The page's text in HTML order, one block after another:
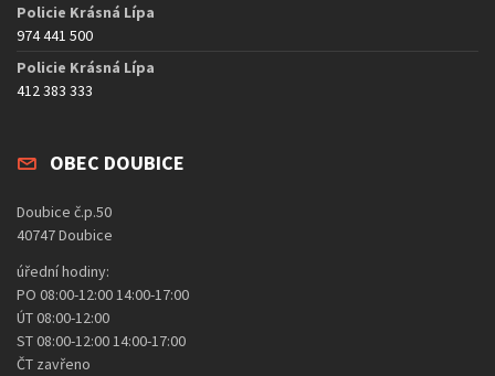
Policie Krásná Lípa
974 441 500
Policie Krásná Lípa
412 383 333
OBEC DOUBICE
Doubice č.p.50
40747 Doubice
úřední hodiny:
PO 08:00-12:00 14:00-17:00
ÚT 08:00-12:00
ST 08:00-12:00 14:00-17:00
ČT zavřeno